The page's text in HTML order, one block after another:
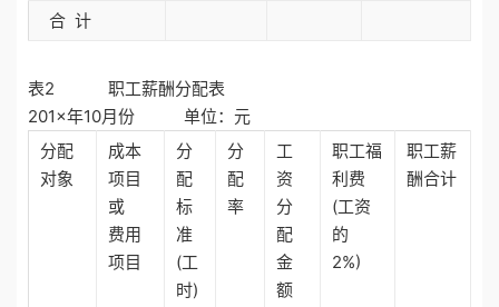
合 计
表2 职工薪酬分配表
201×年10月份 单位：元
分配
对象
成本
项目
或
费用
项目
分
配
标
准
(工
时)
分
配
率
工
资
分
配
金
额
职工福
利费
(工资
的
2%)
职工薪
酬合计